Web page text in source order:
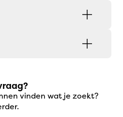
vinden wat je zoekt?